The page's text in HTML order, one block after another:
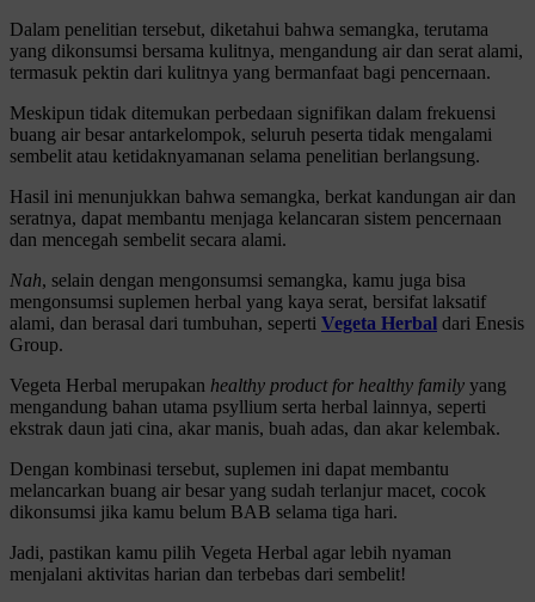
Dalam penelitian tersebut, diketahui bahwa semangka, terutama
yang dikonsumsi bersama kulitnya, mengandung air dan serat alami,
termasuk pektin dari kulitnya yang bermanfaat bagi pencernaan.
Meskipun tidak ditemukan perbedaan signifikan dalam frekuensi
buang air besar antarkelompok, seluruh peserta tidak mengalami
sembelit atau ketidaknyamanan selama penelitian berlangsung.
Hasil ini menunjukkan bahwa semangka, berkat kandungan air dan
seratnya, dapat membantu menjaga kelancaran sistem pencernaan
dan mencegah sembelit secara alami.
Nah, selain dengan mengonsumsi semangka, kamu juga bisa
mengonsumsi suplemen herbal yang kaya serat, bersifat laksatif
alami, dan berasal dari tumbuhan, seperti Vegeta Herbal dari Enesis
Group.
Vegeta Herbal merupakan healthy product for healthy family yang
mengandung bahan utama psyllium serta herbal lainnya, seperti
ekstrak daun jati cina, akar manis, buah adas, dan akar kelembak.
Dengan kombinasi tersebut, suplemen ini dapat membantu
melancarkan buang air besar yang sudah terlanjur macet, cocok
dikonsumsi jika kamu belum BAB selama tiga hari.
Jadi, pastikan kamu pilih Vegeta Herbal agar lebih nyaman
menjalani aktivitas harian dan terbebas dari sembelit!